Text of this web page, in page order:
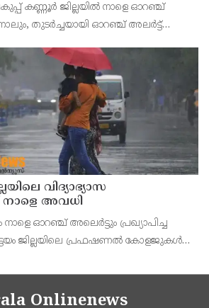
കണ്ണൂർ ജില്ലയിൽ നാളെ ഓറഞ്ച്
തുടർച്ചയായി ഓറഞ്ച് അലർട്ട്
കോളേജ് ഉൾപ്പടെ എല
വിദ്യാഭ്യാസ
അവധി
ഓറഞ്ച് അലെർട്ടും പ്രഖ്യാപിച്ച
ജില്ലയിലെ പ്രഫഷണൽ കോളജുകൾ
ചേതൻ കുമാർ മീ
Onlinenews